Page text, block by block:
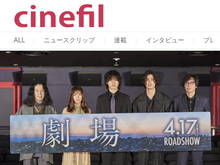
ALL ニュースクリップ 連載 インタビュー プレ